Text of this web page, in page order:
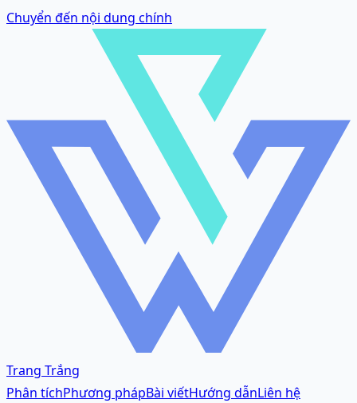
Chuyển đến nội dung chính
Trang Trắng
Phân tíchPhương phápBài viếtHướng dẫnLiên hệ